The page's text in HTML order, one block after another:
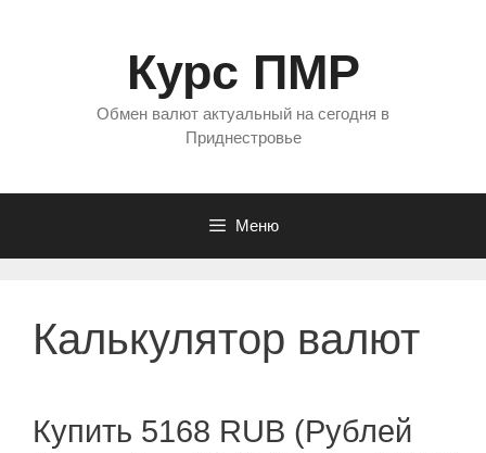
Курс ПМР
Обмен валют актуальный на сегодня в
Приднестровье
Меню
Калькулятор валют
Купить 5168 RUB (Рублей